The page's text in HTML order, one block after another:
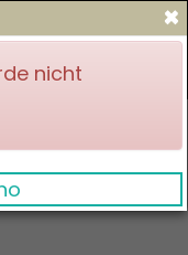
×
nicht